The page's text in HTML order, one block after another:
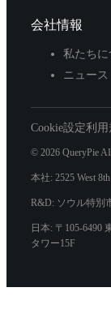
会社情報
私たちに
ニュース
Cookie設定利用
© 2026 QueryPie
本社: 2525 West
R&D: ソウル特別
日本: 〒105-6490
タワー15F